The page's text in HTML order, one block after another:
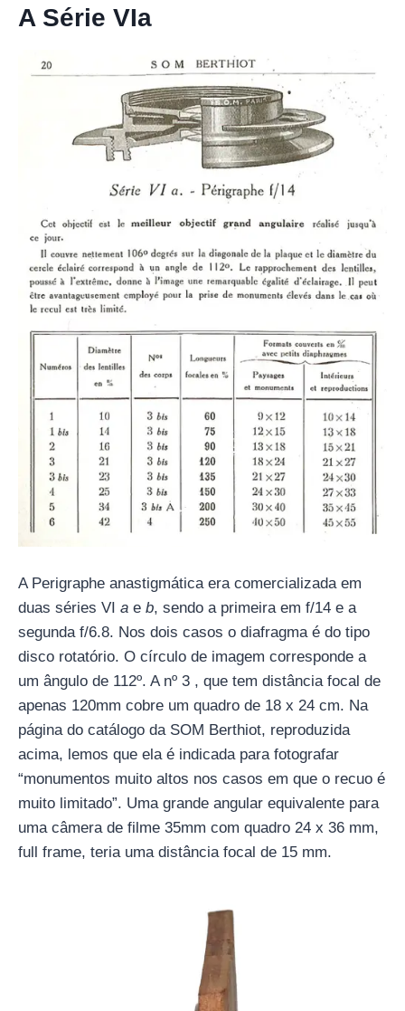
A Série VIa
A Perigraphe anastigmática era comercializada em
duas séries VI a e b, sendo a primeira em f/14 e a
segunda f/6.8. Nos dois casos o diafragma é do tipo
disco rotatório. O círculo de imagem corresponde a
um ângulo de 112º. A nº 3 , que tem distância focal de
apenas 120mm cobre um quadro de 18 x 24 cm. Na
página do catálogo da SOM Berthiot, reproduzida
acima, lemos que ela é indicada para fotografar
“monumentos muito altos nos casos em que o recuo é
muito limitado”. Uma grande angular equivalente para
uma câmera de filme 35mm com quadro 24 x 36 mm,
full frame, teria uma distância focal de 15 mm.